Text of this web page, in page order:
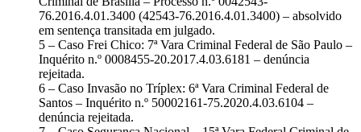
76.2016.4.01.3400 (42543-76.2016.4.01.3400) – absolvido
em sentença transitada em julgado.
5 – Caso Frei Chico: 7ª Vara Criminal Federal de São Paulo –
Inquérito n.º 0008455-20.2017.4.03.6181 – denúncia
rejeitada.
6 – Caso Invasão no Tríplex: 6ª Vara Criminal Federal de
Santos – Inquérito n.º 50002161-75.2020.4.03.6104 –
denúncia rejeitada.